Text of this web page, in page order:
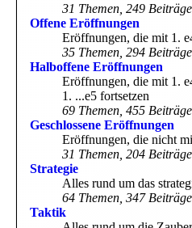
31 Themen, 249
Offene Eröffnungen
Eröffnungen, die mit 1.
35 Themen, 294
Halboffene Eröffnungen
Eröffnungen, die mit 1.
1. ...e5 fortsetzen
69 Themen, 455
Geschlossene Eröffnungen
Eröffnungen, die nicht
31 Themen, 204
Strategie
Alles rund um das
64 Themen, 347
Taktik